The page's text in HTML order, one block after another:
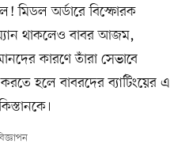
মিডল অর্ডারে বিস্ফোরক
থাকলেও বাবর আজম,
কারণে তাঁরা সেভাবে
হলে বাবরদের ব্যাটিংয়ের এ